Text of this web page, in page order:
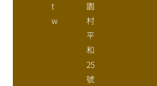
t
w
園
村
平
和
25
號